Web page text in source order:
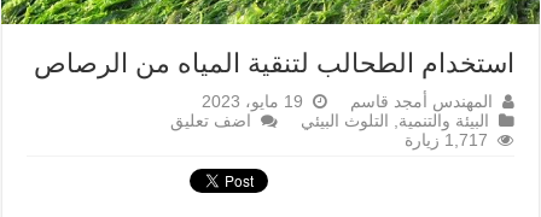
استخدام الطحالب لتنقية المياه من الرصاص
المهندس أمجد قاسم
19 مايو، 2023
البيئة والتنمية, التلوث البيئي
اضف تعليق
1,717 زيارة